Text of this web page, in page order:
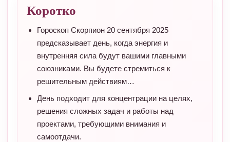
Коротко
Гороскоп Скорпион 20 сентября 2025
предсказывает день, когда энергия и
внутренняя сила будут вашими главными
союзниками. Вы будете стремиться к
решительным действиям…
День подходит для концентрации на целях,
решения сложных задач и работы над
проектами, требующими внимания и
самоотдачи.